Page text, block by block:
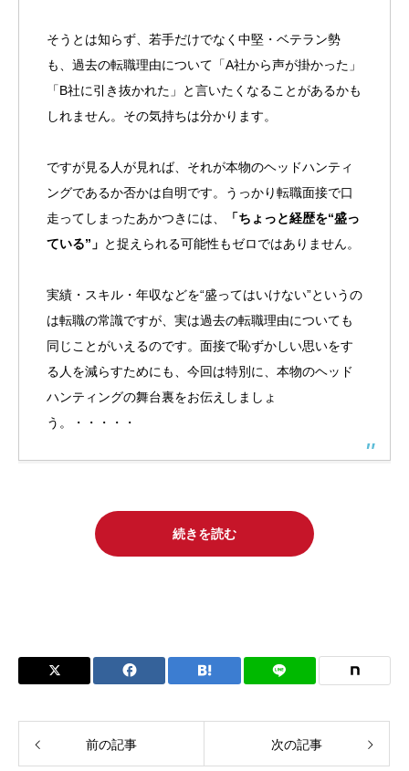
そうとは知らず、若手だけでなく中堅・ベテラン勢
も、過去の転職理由について「A社から声が掛かった」
「B社に引き抜かれた」と言いたくなることがあるかも
しれません。その気持ちは分かります。
ですが見る人が見れば、それが本物のヘッドハンティ
ングであるか否かは自明です。うっかり転職面接で口
走ってしまったあかつきには、
「ちょっと経歴を“盛っ
ている”」 と捉えられる可能性もゼロではありません。
実績・スキル・年収などを“盛ってはいけない”というの
は転職の常識ですが、実は過去の転職理由についても
同じことがいえるのです。面接で恥ずかしい思いをす
る人を減らすためにも、今回は特別に、本物のヘッド
ハンティングの舞台裏をお伝えしましょ
う。・・・・・
続きを読む
前の記事 次の記事